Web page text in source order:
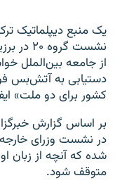
یک منبع دیپلماتیک
نشست
از جامعه بین‌الملل
دستیابی به آتش‌بس
کشور برای دو ملت»
بر اساس گزارش
شده که آنچه از
متوقف شود.